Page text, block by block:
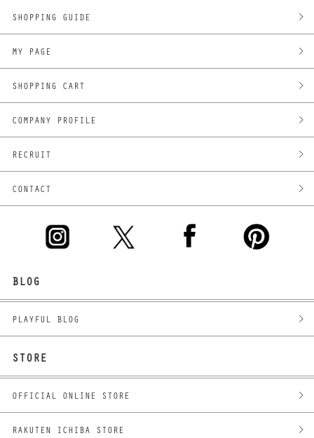
SHOPPING GUIDE
MY PAGE
SHOPPING CART
COMPANY PROFILE
RECRUIT
CONTACT
BLOG
PLAYFUL BLOG
STORE
OFFICIAL ONLINE STORE
RAKUTEN ICHIBA STORE